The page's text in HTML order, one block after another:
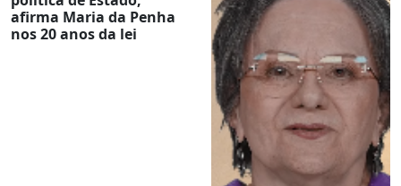
afirma Maria da Penha
nos 20 anos da lei